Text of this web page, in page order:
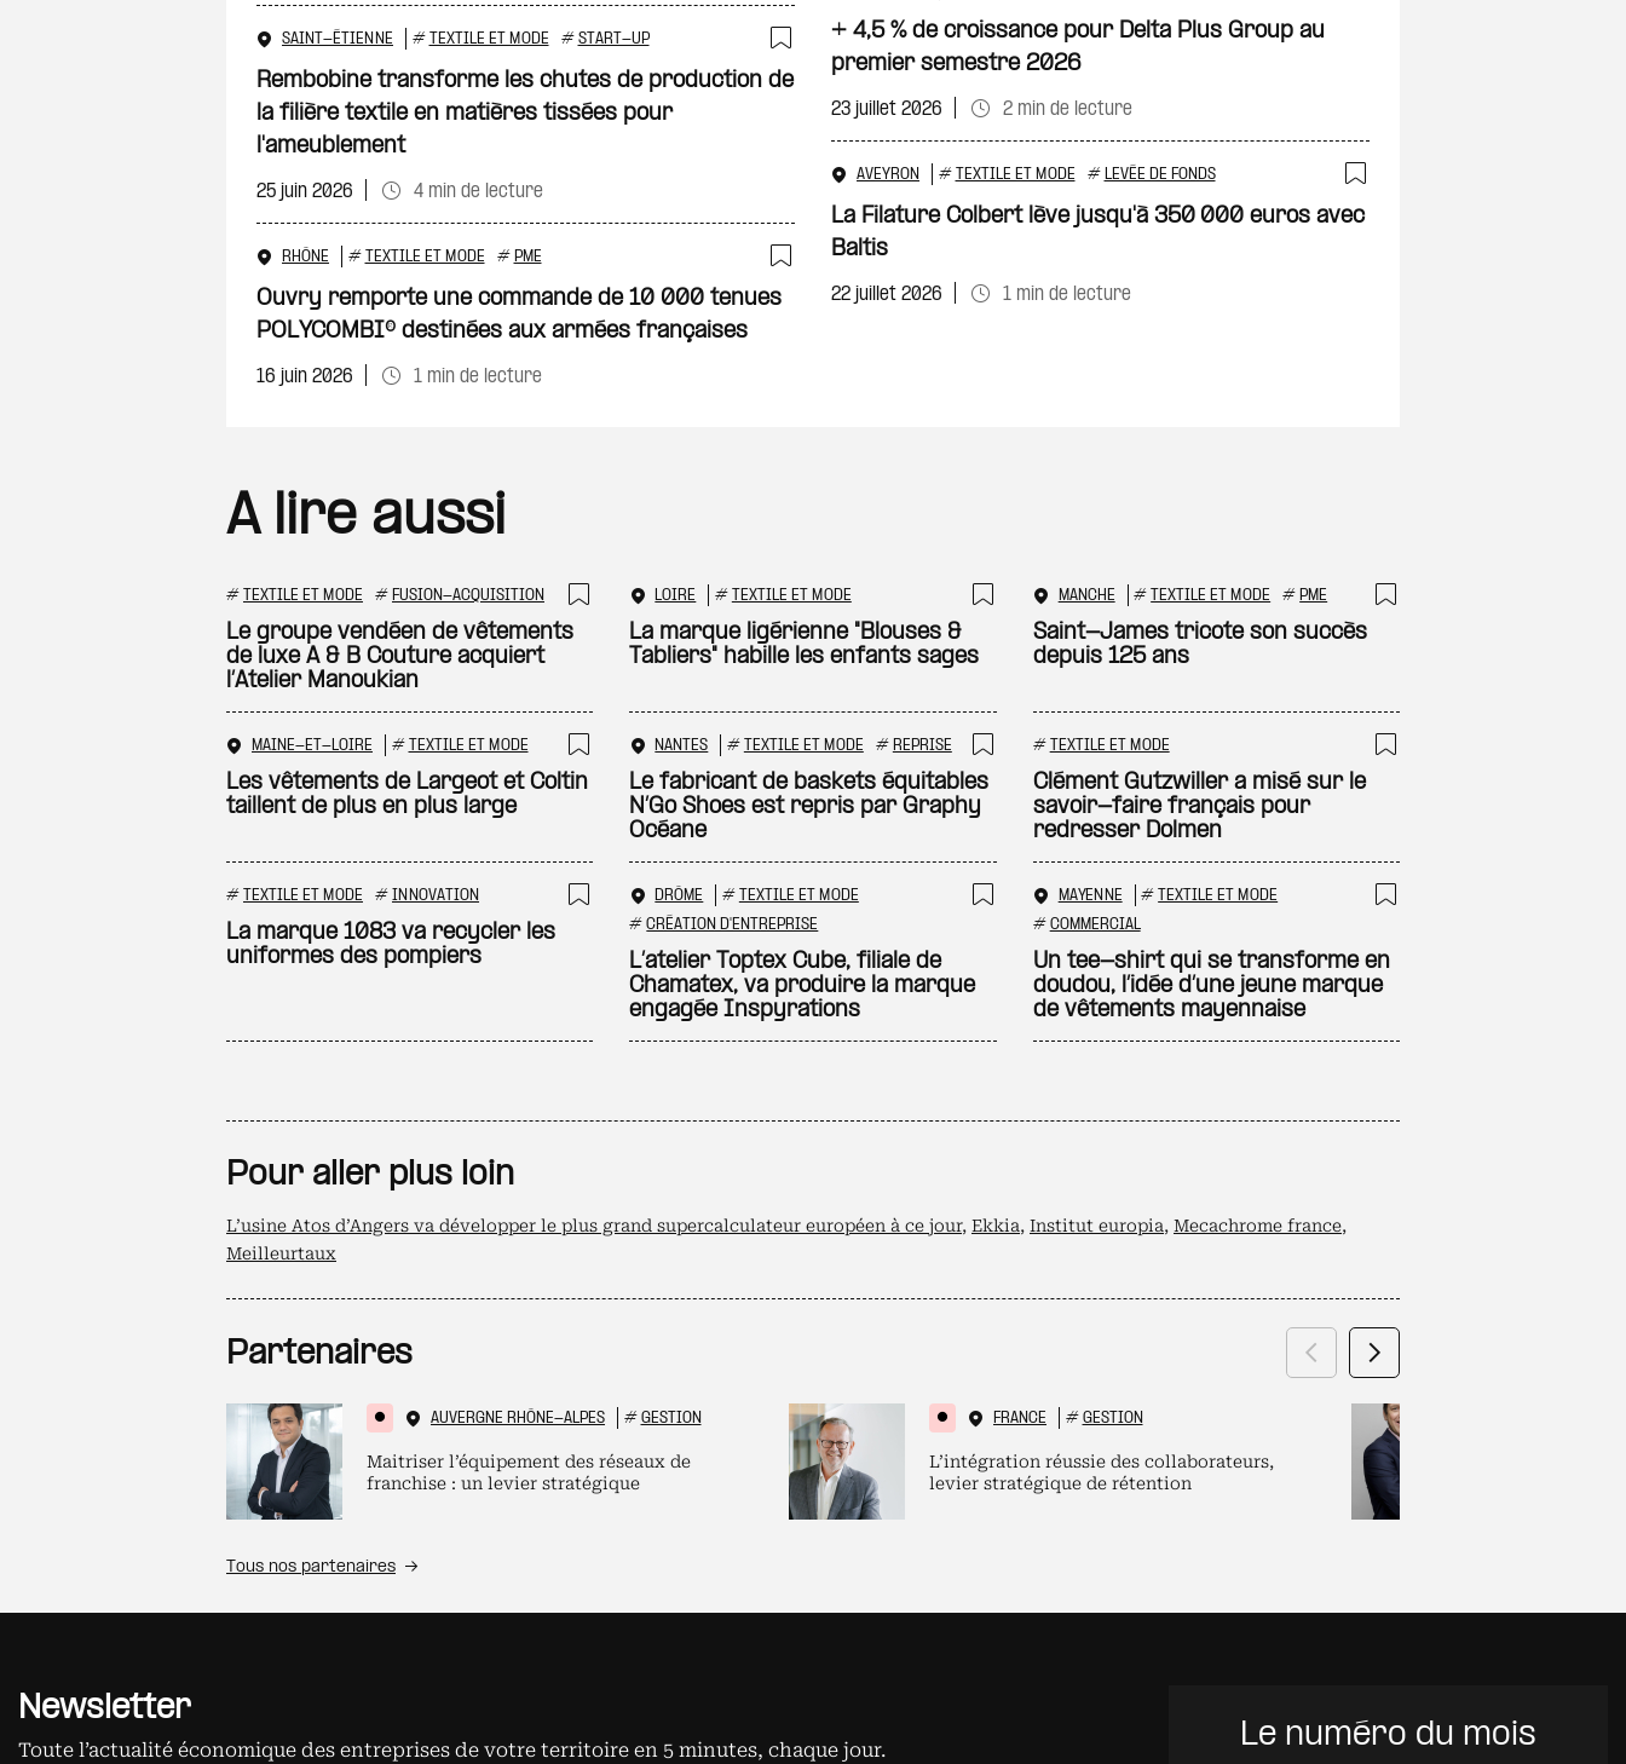
SAINT-ÉTIENNE # TEXTILE ET MODE # START-UP
Ajouter à ma sélection
Rembobine transforme les chutes de production de
la filière textile en matières tissées pour
l'ameublement
25 juin 2026 4 min de lecture
RHÔNE # TEXTILE ET MODE # PME
Ajouter à ma sélection
Ouvry remporte une commande de 10 000 tenues
POLYCOMBI® destinées aux armées françaises
16 juin 2026 1 min de lecture
+ 4,5 % de croissance pour Delta Plus Group au
premier semestre 2026
23 juillet 2026 2 min de lecture
AVEYRON # TEXTILE ET MODE # LEVÉE DE FONDS
Ajouter à ma
La Filature Colbert lève jusqu'à 350 000 euros avec
Baltis
22 juillet 2026 1 min de lecture
A lire aussi
# TEXTILE ET MODE # FUSION-ACQUISITION
Ajouter à ma sélection
Le groupe vendéen de vêtements
de luxe A & B Couture acquiert
l’Atelier Manoukian
LOIRE # TEXTILE ET MODE
Ajouter à ma sélection
La marque ligérienne "Blouses &
Tabliers" habille les enfants sages
MANCHE # TEXTILE ET MODE #PME
Saint-James tricote son succès
depuis 125 ans
MAINE-ET-LOIRE # TEXTILE ET MODE
Ajouter à ma sélection
Les vêtements de Largeot et Coltin
taillent de plus en plus large
NANTES # TEXTILE ET MODE # REPRISE
Ajouter à ma sélection
Le fabricant de baskets équitables
N’Go Shoes est repris par Graphy
Océane
# TEXTILE ET MODE
Clément Gutzwiller a misé sur le
savoir-faire français pour
redresser Dolmen
# TEXTILE ET MODE # INNOVATION
Ajouter à ma sélection
La marque 1083 va recycler les
uniformes des pompiers
DRÔME # TEXTILE ET MODE
#CRÉATION D'ENTREPRISE Ajouter à ma sélection
L’atelier Toptex Cube, filiale de
Chamatex, va produire la marque
engagée Inspyrations
MAYENNE # TEXTILE ET MODE
# COMMERCIAL
Un tee-shirt qui se transforme en
doudou, l’idée d’une jeune marque
de vêtements mayennaise
Pour aller plus loin
L’usine Atos d’Angers va développer le plus grand supercalculateur européen à ce jour, Ekkia, Institut europia, Mecachrome france,
Meilleurtaux
Partenaires
AUVERGNE RHÔNE-ALPES # GESTION
Maitriser l’équipement des réseaux de
franchise : un levier stratégique
FRANCE # GESTION
L’intégration réussie des collaborateurs,
levier stratégique de rétention
Précédent
Suivant
Tous nos partenaires
Newsletter
Toute l’actualité économique des entreprises de votre territoire en 5 minutes, chaque jour. Le numéro du mois